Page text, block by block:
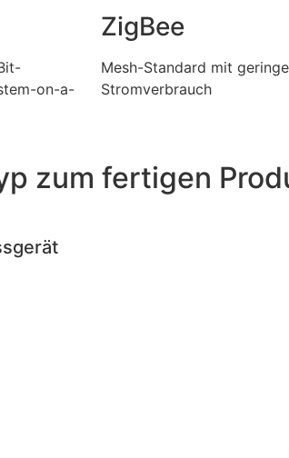
on-a-
ZigBee
Mesh-Standard mit
Stromverbrauch
zum fertigen